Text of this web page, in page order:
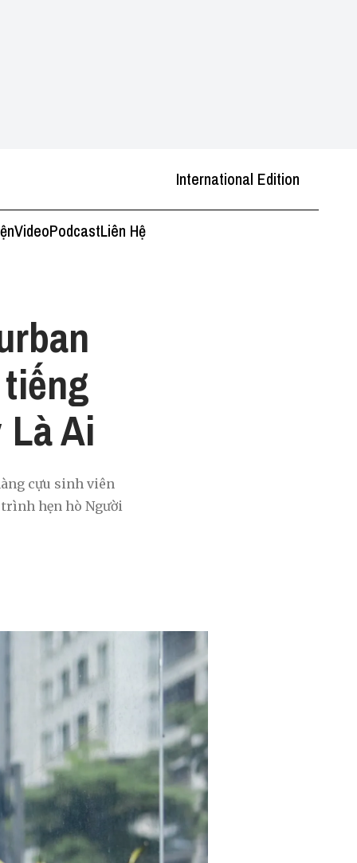
International Edition
VideoPodcastLiên Hệ
Ai
cựu sinh viên
hẹn hò Người